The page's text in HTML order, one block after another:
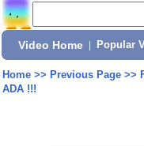
Video Home Popular
Home>> Previous Page>>
ADA !!!